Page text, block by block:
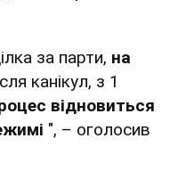
за парти, на
канікул, з 1
відновиться
", – оголосив